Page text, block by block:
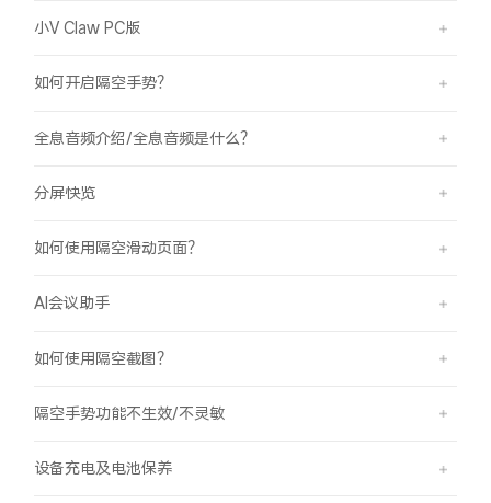
小V Claw PC版
如何开启隔空手势？
全息音频介绍/全息音频是什么？
分屏快览
如何使用隔空滑动页面？
AI会议助手
如何使用隔空截图？
隔空手势功能不生效/不灵敏
设备充电及电池保养